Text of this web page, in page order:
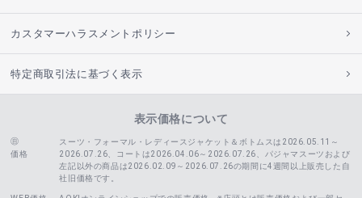
カスタマーハラスメントポリシー
特定商取引法に基づく表示
表示価格について
価格
スーツ・フォーマル・レディースジャケット＆ボトムスは2026.05.11～
2026.07.26、コートは2026.04.06～2026.07.26、
パジャマスーツおよび
左記以外の商品は2026.02.09～2026.07.26の期間に4週間以上販売した自
社旧価格です。